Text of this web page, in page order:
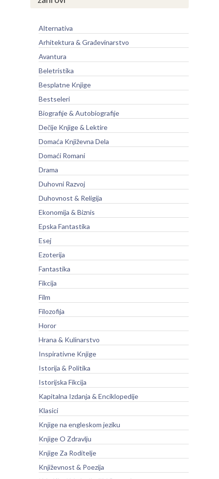
Alternativa
Arhitektura & Građevinarstvo
Avantura
Beletristika
Besplatne Knjige
Bestseleri
Biografije & Autobiografije
Dečije Knjige & Lektire
Domaća Književna Dela
Domaći Romani
Drama
Duhovni Razvoj
Duhovnost & Religija
Ekonomija & Biznis
Epska Fantastika
Esej
Ezoterija
Fantastika
Fikcija
Film
Filozofija
Horor
Hrana & Kulinarstvo
Inspirativne Knjige
Istorija & Politika
Istorijska Fikcija
Kapitalna Izdanja & Enciklopedije
Klasici
Knjige na engleskom jeziku
Knjige O Zdravlju
Knjige Za Roditelje
Književnost & Poezija